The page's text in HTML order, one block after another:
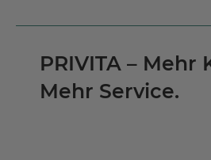
PRIVITA – Mehr
Mehr Service.